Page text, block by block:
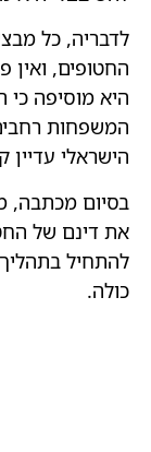
לדבריה, כל
החטופים,
היא מוסיפה
המשפחות
הישראלי עדיין
בסיום מכתבה,
את דינם של
להתחיל
כולה.